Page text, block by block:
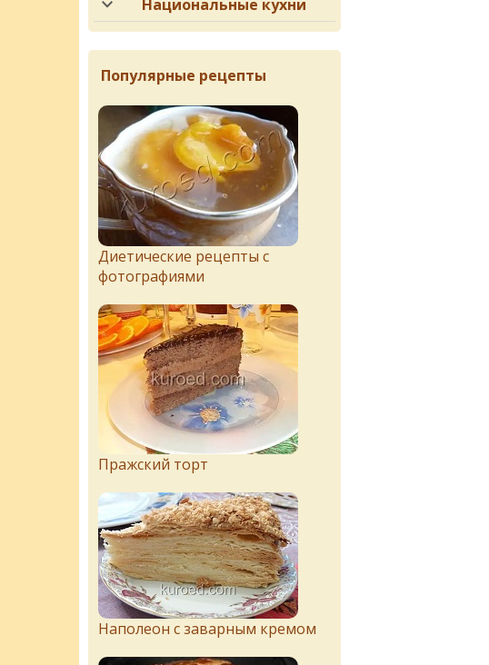
Национальные кухни
Популярные рецепты
Диетические рецепты с
фотографиями
Пражский торт
Наполеон с заварным кремом